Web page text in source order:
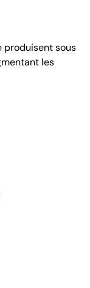
produisent sous
les